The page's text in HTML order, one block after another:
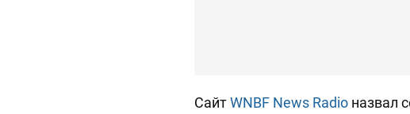
СайтWNBF News Radio назвал